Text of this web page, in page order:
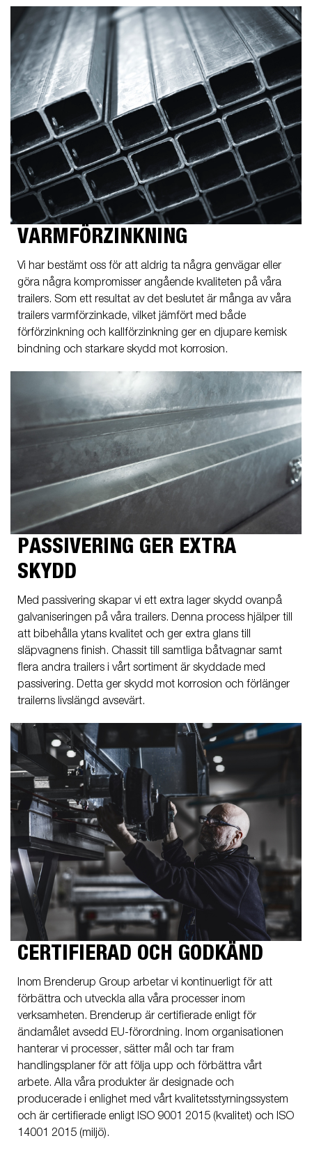
VARMFÖRZINKNING
Vi har bestämt oss för att aldrig ta några genvägar eller
göra några kompromisser angående kvaliteten på våra
trailers. Som ett resultat av det beslutet är många av våra
trailers varmförzinkade, vilket jämfört med både
förförzinkning och kallförzinkning ger en djupare kemisk
bindning och starkare skydd mot korrosion.
PASSIVERING GER EXTRA
SKYDD
Med passivering skapar vi ett extra lager skydd ovanpå
galvaniseringen på våra trailers. Denna process hjälper till
att bibehålla ytans kvalitet och ger extra glans till
släpvagnens finish. Chassit till samtliga båtvagnar samt
flera andra trailers i vårt sortiment är skyddade med
passivering. Detta ger skydd mot korrosion och förlänger
trailerns livslängd avsevärt.
CERTIFIERAD OCH GODKÄND
Inom Brenderup Group arbetar vi kontinuerligt för att
förbättra och utveckla alla våra processer inom
verksamheten. Brenderup är certifierade enligt för
ändamålet avsedd EU-förordning. Inom organisationen
hanterar vi processer, sätter mål och tar fram
handlingsplaner för att följa upp och förbättra vårt
arbete. Alla våra produkter är designade och
producerade i enlighet med vårt kvalitetsstyrningssystem
och är certifierade enligt ISO 9001 2015 (kvalitet) och ISO
14001 2015 (miljö).